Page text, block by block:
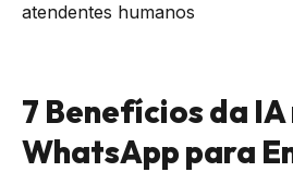
atendentes humanos
7 Benefícios da IA
WhatsApp para